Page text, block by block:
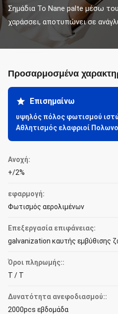
Σημάδια Το Nane palte μέσω
χαράσσει, αποτυπώνει σε
Προσαρμοσμένα
Επισημαίνω
υψηλός πόλος φωτισμού
Αθλητισμός ελαφριοί
Ανοχή:
+/2%
εφαρμογή:
Φωτισμός αερολιμένων
Επεξεργασία επιφάνειας:
galvanization καυτής εμβύθισης
Όροι πληρωμής::
T / T
Δυνατότητα ανεφοδιασμού::
2000pcs εβδομάδα